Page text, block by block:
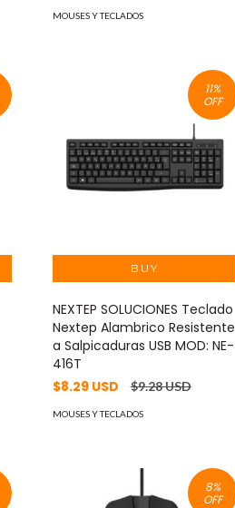
MOUSES Y TECLADOS
11%
OFF
NEXTEP SOLUCIONES Teclado
Nextep Alambrico Resistente
a Salpicaduras USB MOD: NE-
416T
$8.29 USD
$9.28 USD
MOUSES Y TECLADOS
8%
OFF